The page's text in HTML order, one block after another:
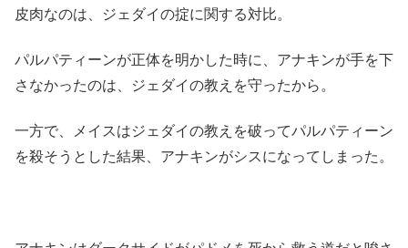
皮肉なのは、ジェダイの掟に関する対比。
パルパティーンが正体を明かした時に、アナキンが手を下
さなかったのは、ジェダイの教えを守ったから。
一方で、メイスはジェダイの教えを破ってパルパティーン
を殺そうとした結果、アナキンがシスになってしまった。